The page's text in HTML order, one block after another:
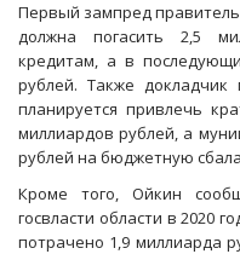
Первый зампред
должна погасить 2,5
кредитам, а в
рублей. Также
планируется привлечь
миллиардов рублей, а
рублей на бюджетную
Кроме того, Ойкин
госвласти области в 2020
потрачено 1,9 миллиарда